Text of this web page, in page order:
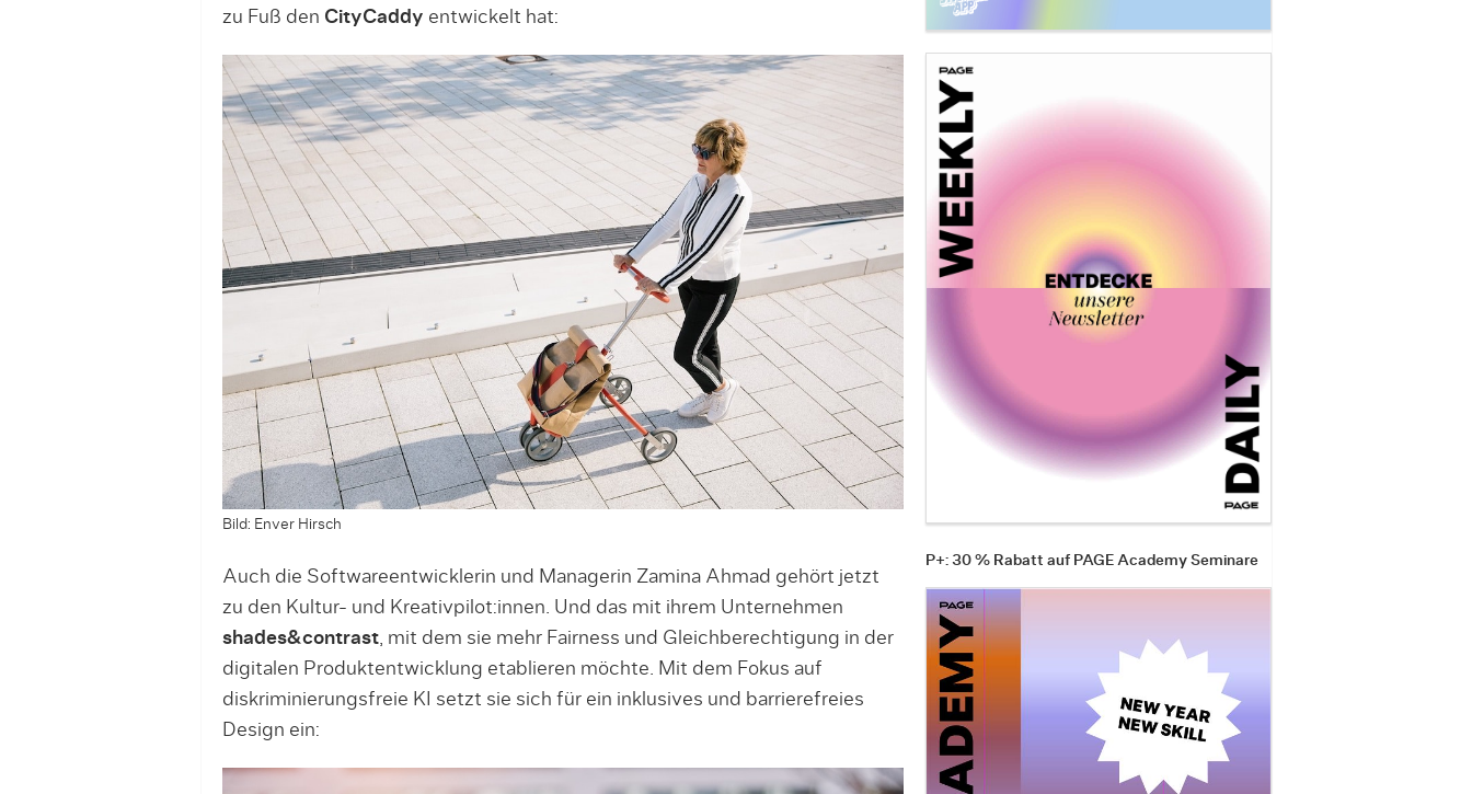
zu Fuß den CityCaddy entwickelt hat:
Bild: Enver Hirsch
Auch die Softwareentwicklerin und Managerin Zamina Ahmad gehört jetzt
zu den Kultur- und Kreativpilot:innen. Und das mit ihrem Unternehmen
shades&contrast, mit dem sie mehr Fairness und Gleichberechtigung in der
digitalen Produktentwicklung etablieren möchte. Mit dem Fokus auf
diskriminierungsfreie KI setzt sie sich für ein inklusives und barrierefreies
Design ein:
P+: 30 % Rabatt auf PAGE Academy Seminare